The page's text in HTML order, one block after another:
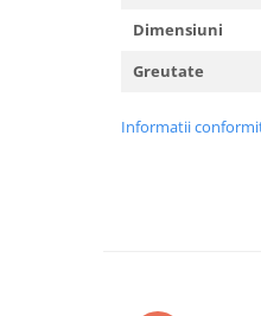
Dimensiuni
Greutate
Informatii